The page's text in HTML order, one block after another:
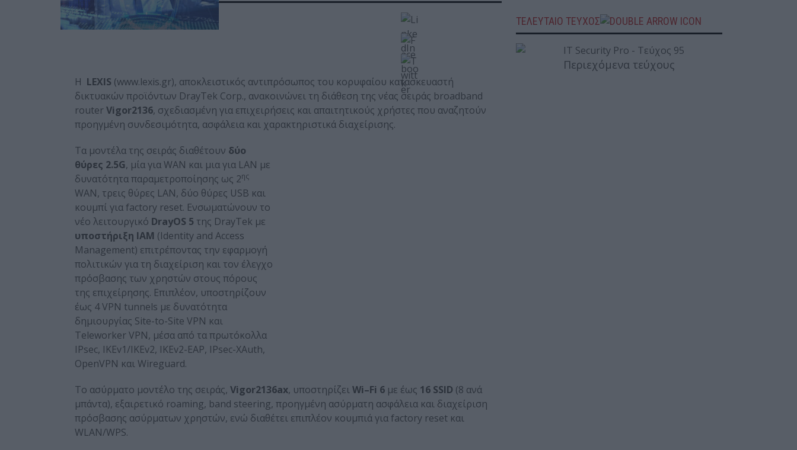
Η LEXIS (www.lexis.gr), αποκλειστικός αντιπρόσωπος του κορυφαίου κατασκευαστή
δικτυακών προϊόντων DrayTek Corp., ανακοινώνει τη διάθεση της νέας σειράς broadband
routerVigor2136, σχεδιασμένη για επιχειρήσεις και απαιτητικούς χρήστες που αναζητούν
προηγμένη συνδεσιμότητα, ασφάλεια και χαρακτηριστικά διαχείρισης.
Τα μοντέλα της σειράς διαθέτουν δύο
θύρες 2.5G, μία για WAN και μια για LAN με
δυνατότητα παραμετροποίησης ως 2ης
WAN, τρεις θύρες LAN, δύο θύρες USB και
κουμπί για factory reset. Ενσωματώνουν το
νέο λειτουργικό DrayOS 5 της DrayTek με
υποστήριξη IAM (Identity and Access
Management) επιτρέποντας την εφαρμογή
πολιτικών για τη διαχείριση και τον έλεγχο
πρόσβασης των χρηστών στους πόρους
της επιχείρησης. Επιπλέον, υποστηρίζουν
έως 4 VPN tunnels με δυνατότητα
δημιουργίας Site-to-Site VPN και
Teleworker VPN, μέσα από τα πρωτόκολλα
IPsec, IKEv1/IKEv2, IKEv2-EAP, IPsec-XAuth,
OpenVPN και Wireguard.
Το ασύρματο μοντέλο της σειράς, Vigor2136ax, υποστηρίζειWi–Fi 6 με έως 16 SSID (8 ανά
μπάντα), εξαιρετικό roaming, band steering, προηγμένη ασύρματη ασφάλεια και διαχείριση
πρόσβασης ασύρματων χρηστών, ενώ διαθέτει επιπλέον κουμπιά για factory reset και
WLAN/WPS.
ΤΕΛΕΥΤΑΙΟ ΤΕΥΧΟΣ
Περιεχόμενα τεύχους